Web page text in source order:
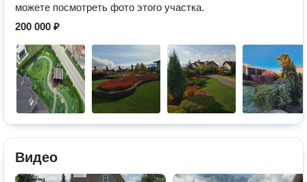
можете посмотреть фото этого участка.
200 000 ₽
Видео